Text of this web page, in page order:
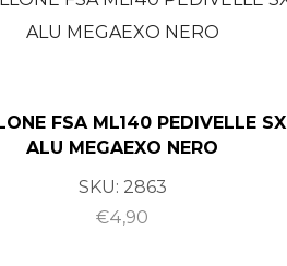
FSA ML140 PEDIVELLE SX
ALU MEGAEXO NERO
SKU: 2863
€4,90